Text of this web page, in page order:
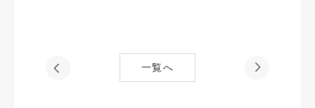
一覧へ